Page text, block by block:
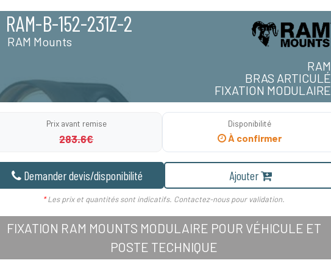
RAM-B-152-231Z-2
RAM Mounts
RAM
BRAS ARTICULÉ
FIXATION MODULAIRE
Prix avant remise
283.6€
Disponibilité
À confirmer
Demander devis/disponibilité Ajouter
*Les prix et quantités sont indicatifs. Contactez-nous pour validation.
FIXATION RAM MOUNTS MODULAIRE POUR VÉHICULE ET
POSTE TECHNIQUE